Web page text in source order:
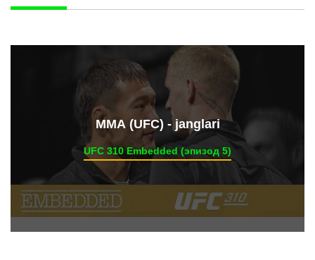
ММА (UFC) - janglari
UFC 310 Embedded (эпизод 5)